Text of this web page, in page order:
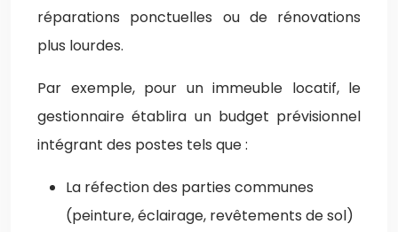
réparations ponctuelles ou de rénovations
plus lourdes.
Par exemple, pour un immeuble locatif, le
gestionnaire établira un budget prévisionnel
intégrant des postes tels que :
La réfection des parties communes
(peinture, éclairage, revêtements de sol)